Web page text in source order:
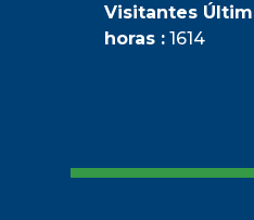
Visitantes
horas : 1614